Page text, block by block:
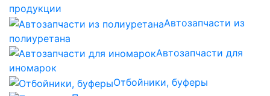
продукции
Автозапчасти из
полиуретана
Автозапчасти для
иномарок
Отбойники, буферы